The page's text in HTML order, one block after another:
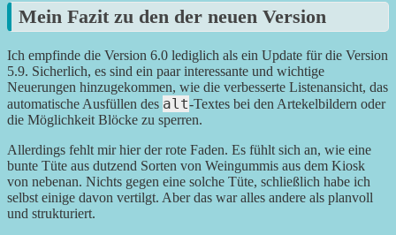
Mein Fazit zu den der neuen Version
Ich empfinde die Version 6.0 lediglich als ein Update für die Version
5.9. Sicherlich, es sind ein paar interessante und wichtige
Neuerungen hinzugekommen, wie die verbesserte Listenansicht, das
automatische Ausfüllen des alt-Textes bei den Artekelbildern oder
die Möglichkeit Blöcke zu sperren.
Allerdings fehlt mir hier der rote Faden. Es fühlt sich an, wie eine
bunte Tüte aus dutzend Sorten von Weingummis aus dem Kiosk
von nebenan. Nichts gegen eine solche Tüte, schließlich habe ich
selbst einige davon vertilgt. Aber das war alles andere als planvoll
und strukturiert.